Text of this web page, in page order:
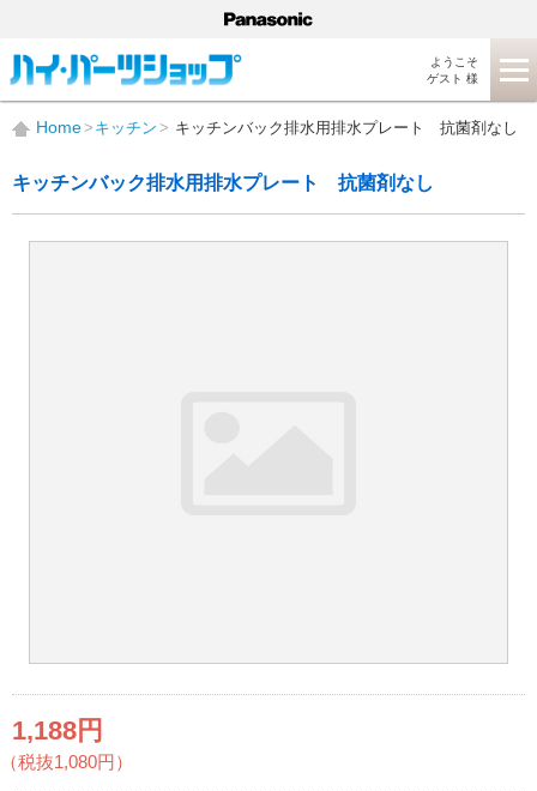
ようこそ
ゲスト 様
Home キッチン キッチンバック排水用排水プレート 抗菌剤なし
キッチンバック排水用排水プレート 抗菌剤なし
1,188円
（税抜1,080円）